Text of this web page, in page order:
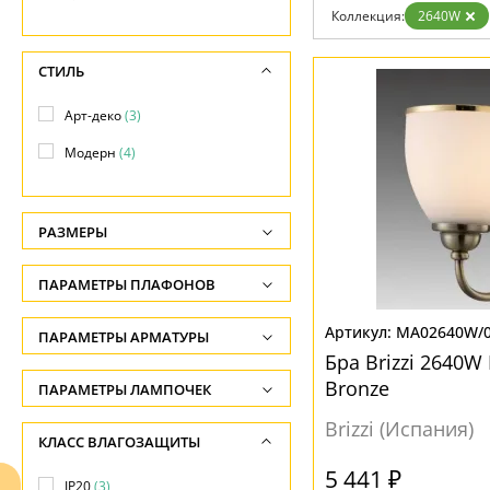
Коллекция: 2640W
MA02640W/
Бра Brizzi 2640W
Bronze
Brizzi (Испания)
5 441 ₽
СТИЛЬ
Арт-деко(3)
Модерн (4)
РАЗМЕРЫ
Высота, см
-
Ширина, см
-
Диаметр, см
-
ПАРАМЕТРЫ ПЛАФОНОВ
ФОРМА ПЛАФОНА
Сфера(3)
НАПРАВЛЕНИЕ
Вверх(3)
ПАРАМЕТРЫ АРМАТУРЫ
ЦВЕТ АРМАТУРЫ
Бронза(2)
ПАРАМЕТРЫ ЛАМПОЧЕК
Количество ламп
-
КЛАСС ВЛАГОЗАЩИТЫ
IP20(3)